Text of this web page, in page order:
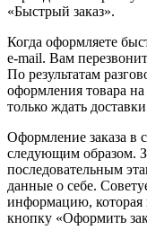
«Быстрый заказ».
Когда оформляете
e-mail. Вам
По результатам
оформления товара
только ждать
Оформление заказа в
следующим образом.
последовательным
данные о себе.
информацию, которая
кнопку «Оформить